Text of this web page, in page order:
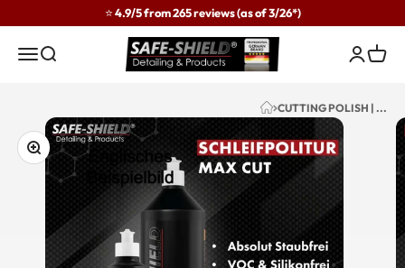
⭐ 4.9/5 from 265 reviews (as of 3/26*)
MenuSearch Safe-Shield Login
Cart
CUTTING POLISH | ...
Zoom